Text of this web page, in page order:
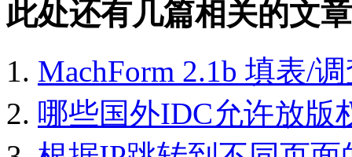
此处还有几篇相关的文
MachForm 2.1b 填表/
哪些国外IDC允许放版